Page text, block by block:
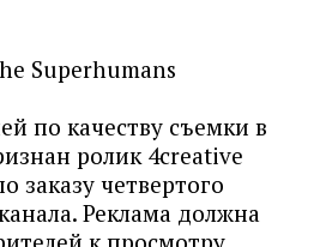
Superhumans
по качеству съемки в
ролик 4creative
заказу четвертого
Реклама должна